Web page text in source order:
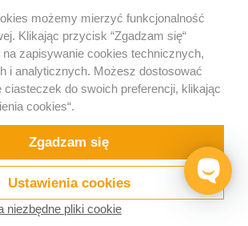
Bee Interactive s.r.o.
U Pekarky 484/1a
180 00 Prague 8 – Liben
Republika Czeska
możemy mierzyć funkcjonalność
Klikając przycisk “Zgadzam się“
zapisywanie cookies technicznych,
i analyticznych. Możesz dostosować
do swoich preferencji, klikając
cookies“.
Zgadzam się
Ustawienia cookies
niezbędne pliki cookie